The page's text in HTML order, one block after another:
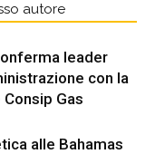
autore
leader
con la
Gas
alle Bahamas